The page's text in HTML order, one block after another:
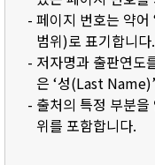
- 페이지 번호는 약
범위)로 표기합니다.
- 저자명과 출판연도
은 ‘성(Last
- 출처의 특정 부분
위를 포함합니다.